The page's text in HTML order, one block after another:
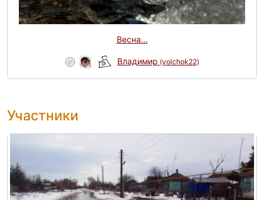
Весна...
Владимир (volchok22)
Участники